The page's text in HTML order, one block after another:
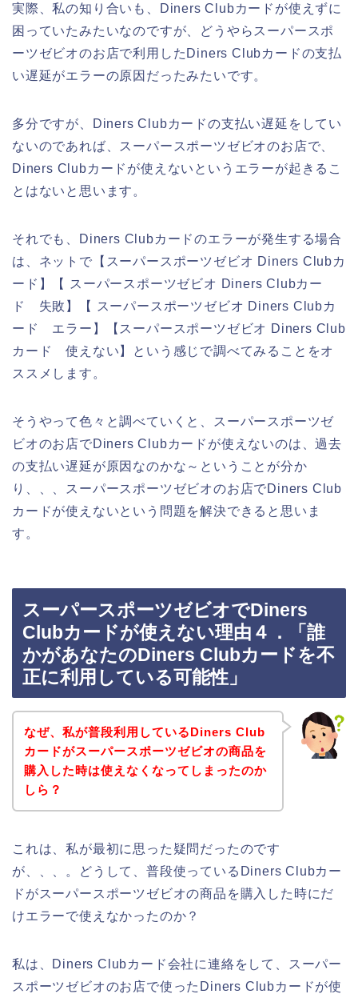
実際、私の知り合いも、Diners Clubカードが使えずに
困っていたみたいなのですが、どうやらスーパースポ
ーツゼビオのお店で利用したDiners Clubカードの支払
い遅延がエラーの原因だったみたいです。
多分ですが、Diners Clubカードの支払い遅延をしてい
ないのであれば、スーパースポーツゼビオのお店で、
Diners Clubカードが使えないというエラーが起きるこ
とはないと思います。
それでも、Diners Clubカードのエラーが発生する場合
は、ネットで【スーパースポーツゼビオ Diners Clubカ
ード】【 スーパースポーツゼビオ Diners Clubカー
ド 失敗】【 スーパースポーツゼビオ Diners Clubカ
ード エラー】【スーパースポーツゼビオ Diners Club
カード 使えない】という感じで調べてみることをオ
ススメします。
そうやって色々と調べていくと、スーパースポーツゼ
ビオのお店でDiners Clubカードが使えないのは、過去
の支払い遅延が原因なのかな～ということが分か
り、、、スーパースポーツゼビオのお店でDiners Club
カードが使えないという問題を解決できると思いま
す。
スーパースポーツゼビオでDiners
Clubカードが使えない理由４．「誰
かがあなたのDiners Clubカードを不
正に利用している可能性」
なぜ、私が普段利用しているDiners Club
カードがスーパースポーツゼビオの商品を
購入した時は使えなくなってしまったのか
しら？
これは、私が最初に思った疑問だったのです
が、、、。どうして、普段使っているDiners Clubカー
ドがスーパースポーツゼビオの商品を購入した時にだ
けエラーで使えなかったのか？
私は、Diners Clubカード会社に連絡をして、スーパー
スポーツゼビオのお店で使ったDiners Clubカードが使